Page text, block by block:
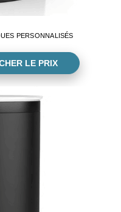
PERSONNALISÉS
LE PRIX